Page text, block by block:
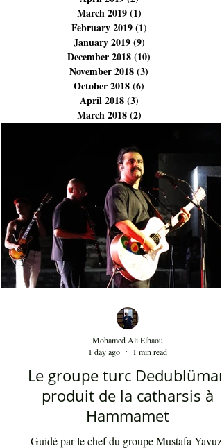
July 2019 (5)5 posts
June 2019(5)5 posts
April 2019(2)2 posts
March 2019(1)1 post
February 2019 (1)1 post
January 2019 (9)
December 2018(10)
November 2018(3)
(3)
March 2018(2)2 posts
Le groupe turc Dedublüman
produit de la catharsis à
Mohamed Ali Elhaou
1 day ago
1 min read